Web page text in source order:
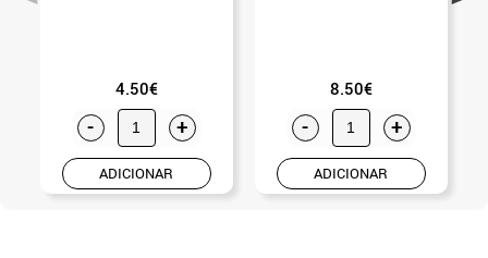
4.50€
- +
ADICIONAR
8.50€
- +
ADICIONAR